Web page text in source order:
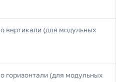
вертикали (для модульных
горизонтали (для модульных